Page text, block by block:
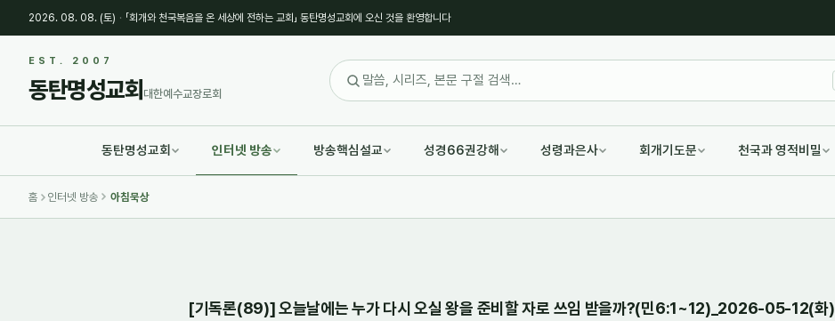
2026. 08. 08. (토) · 「회개와 천국복음을 온 세상에 전하는 교회」 동탄명성교회에 오신 것을 환영합니다
EST. 2007
동탄명성교회 대한예수교장로회
동탄명성교회 인터넷 방송 방송핵심설교 성경66권강해 성령과은사 회개기도문 천국과 영적비밀
홈 인터넷 방송 아침묵상
[기독론(89)] 오늘날에는 누가 다시 오실 왕을 준비할 자로 쓰임 받을까?(민6:1~12)_2026-05-12(화)
Sketchbook5, 스케치북5
Sketchbook5, 스케치북5
Sketchbook5, 스케치북5
Sketchbook5, 스케치북5